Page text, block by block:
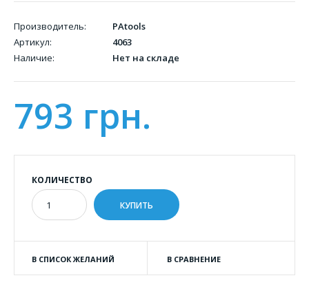
Производитель:
PAtools
Артикул:
4063
Наличие:
Нет на складе
793 грн.
КОЛИЧЕСТВО
В СПИСОК ЖЕЛАНИЙ В СРАВНЕНИЕ